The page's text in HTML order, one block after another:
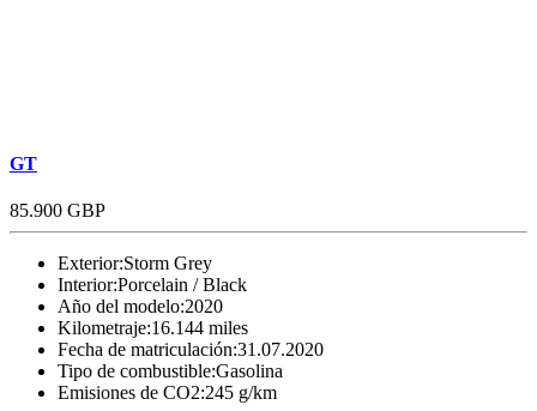
GT
85.900 GBP
Exterior:Storm Grey
Interior:Porcelain / Black
Año del modelo:2020
Kilometraje:16.144 miles
Fecha de matriculación:31.07.2020
Tipo de combustible:Gasolina
Emisiones de CO2:245 g/km